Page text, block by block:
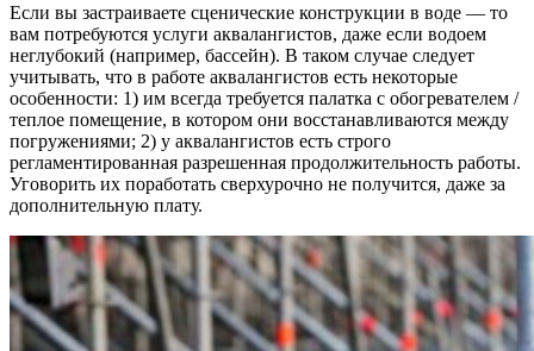
Если вы застраиваете сценические конструкции в воде — то
вам потребуются услуги аквалангистов, даже если водоем
неглубокий (например, бассейн). В таком случае следует
учитывать, что в работе аквалангистов есть некоторые
особенности: 1) им всегда требуется палатка с обогревателем /
теплое помещение, в котором они восстанавливаются между
погружениями; 2) у аквалангистов есть строго
регламентированная разрешенная продолжительность работы.
Уговорить их поработать сверхурочно не получится, даже за
дополнительную плату.